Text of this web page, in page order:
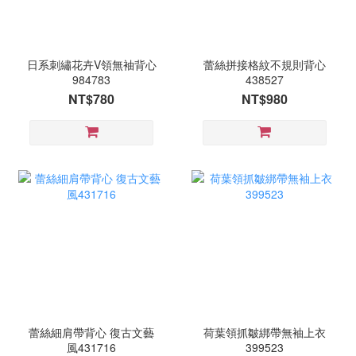
日系刺繡花卉V領無袖背心
984783
NT$780
蕾絲拼接格紋不規則背心
438527
NT$980
蕾絲細肩帶背心 復古文藝
風431716
荷葉領抓皺綁帶無袖上衣
399523